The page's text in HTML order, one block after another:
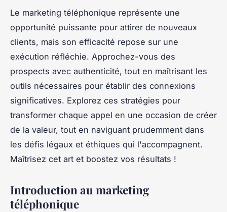
Le marketing téléphonique représente une
opportunité puissante pour attirer de nouveaux
clients, mais son efficacité repose sur une
exécution réfléchie. Approchez-vous des
prospects avec authenticité, tout en maîtrisant les
outils nécessaires pour établir des connexions
significatives. Explorez ces stratégies pour
transformer chaque appel en une occasion de créer
de la valeur, tout en naviguant prudemment dans
les défis légaux et éthiques qui l'accompagnent.
Maîtrisez cet art et boostez vos résultats !
Introduction au marketing
téléphonique